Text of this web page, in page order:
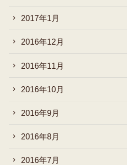
2017年1月
2016年12月
2016年11月
2016年10月
2016年9月
2016年8月
2016年7月